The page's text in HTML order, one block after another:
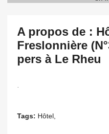
A propos de :
Freslonnière
pers à Le Rheu
Tags: Hôtel,